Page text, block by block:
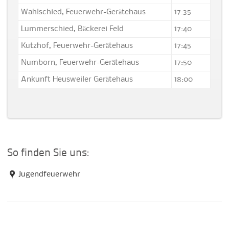
Wahlschied, Feuerwehr-Gerätehaus 17:35
Lummerschied, Bäckerei Feld 17:40
Kutzhof, Feuerwehr-Gerätehaus 17:45
Numborn, Feuerwehr-Gerätehaus 17:50
Ankunft Heusweiler Gerätehaus 18:00
So finden Sie uns:
Jugendfeuerwehr